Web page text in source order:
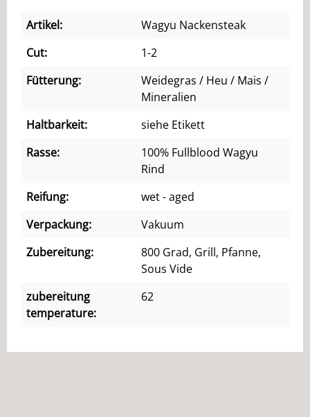
Artikel:
Wagyu Nackensteak
Cut:
1-2
Fütterung:
Weidegras / Heu / Mais /
Mineralien
Haltbarkeit:
siehe Etikett
Rasse:
100% Fullblood Wagyu
Rind
Reifung:
wet - aged
Verpackung:
Vakuum
Zubereitung:
800 Grad, Grill, Pfanne,
Sous Vide
zubereitung
temperature:
62